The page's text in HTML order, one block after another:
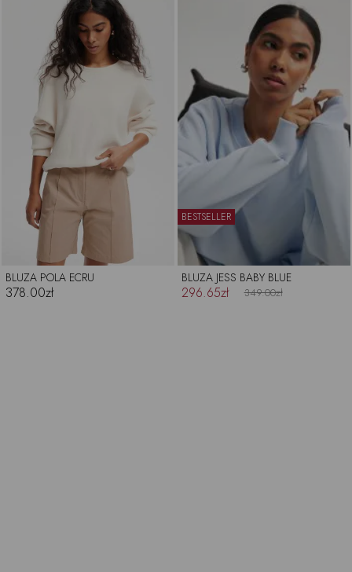
BLUZA POLA ECRU
378.00zł
BESTSELLER
BLUZA JESS BABY BLUE
296.65zł 349.00zł